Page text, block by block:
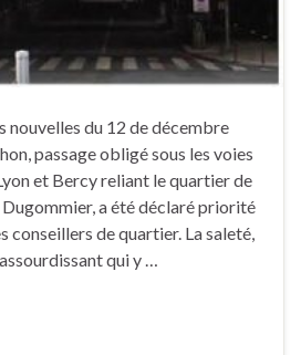
nouvelles du 12 de décembre
passage obligé sous les voies
et Bercy reliant le quartier de
a été déclaré priorité
conseillers de quartier. La saleté,
qui y …